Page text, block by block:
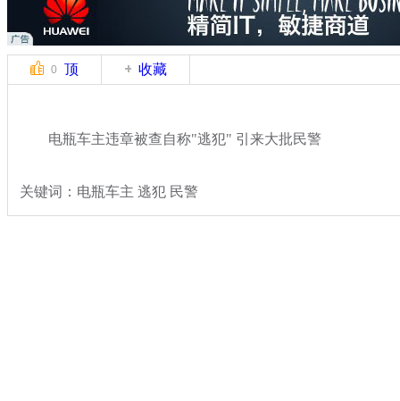
0 顶 收藏
电瓶车主违章被查自称"逃犯" 引来大批民警
关键词：电瓶车主 逃犯 民警